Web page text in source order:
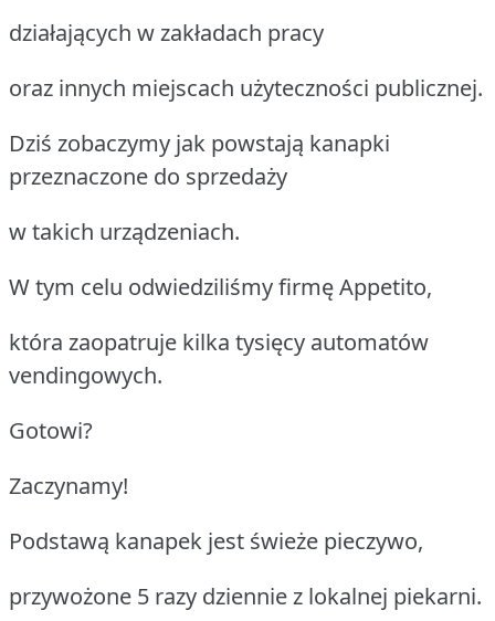
działających w zakładach pracy
oraz innych miejscach użyteczności publicznej.
Dziś zobaczymy jak powstają kanapki
przeznaczone do sprzedaży
w takich urządzeniach.
W tym celu odwiedziliśmy firmę Appetito,
która zaopatruje kilka tysięcy automatów
vendingowych.
Gotowi?
Zaczynamy!
Podstawą kanapek jest świeże pieczywo,
przywożone 5 razy dziennie z lokalnej piekarni.